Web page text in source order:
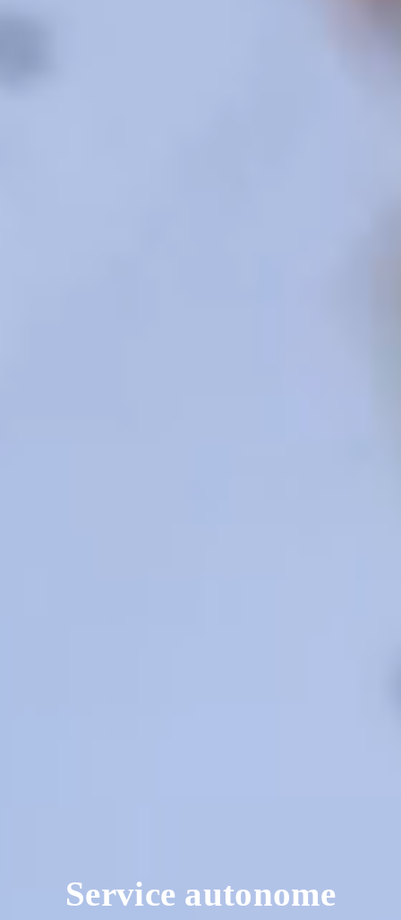
Service autonome